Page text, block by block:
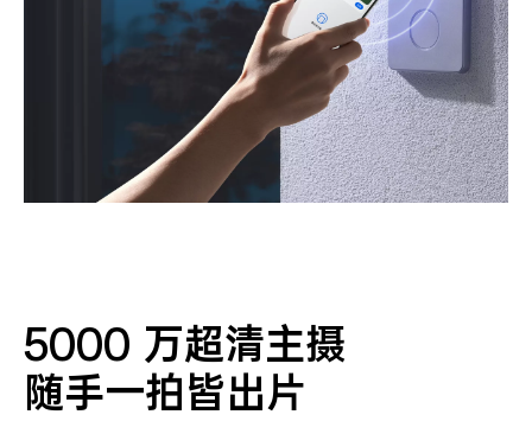
5000 万超清主摄
随手一拍皆出片